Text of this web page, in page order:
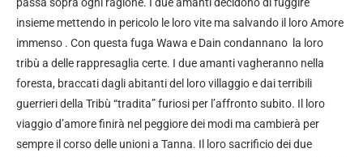
insieme mettendo in pericolo le loro vite ma salvando il loro Amore
immenso . Con questa fuga Wawa e Dain condannano la loro
tribù a delle rappresaglia certe. I due amanti vagheranno nella
foresta, braccati dagli abitanti del loro villaggio e dai terribili
guerrieri della Tribù “tradita” furiosi per l’affronto subito. Il loro
viaggio d’amore finirà nel peggiore dei modi ma cambierà per
sempre il corso delle unioni a Tanna. Il loro sacrificio dei due